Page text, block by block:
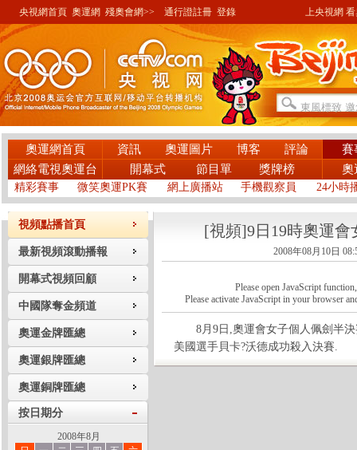
央視網首頁 奧運網 殘奧會網>> 通行證註冊 登錄 上央視網 看奧
奧運網首頁 資訊 奧運圖片 博客 評論
賽
網絡電視奧運台
開幕式 節目單 獎牌榜 奧
精彩賽事 微笑奧運PK賽 網上廣播站 手機觀察員 24小時
視頻點播首頁
最新視頻滾動播報
開幕式視頻回顧
中國隊奪金頻道
奧運金牌匯總
奧運銀牌匯總
奧運銅牌匯總
按日期分
2008年8月
[視頻]9日19時奧運
2008年08月10日
Please open JavaScript
Please activate JavaScript in your browser
8月9日,奧運會女子個人佩劍半決
美國選手貝卡?沃德成功殺入決賽.